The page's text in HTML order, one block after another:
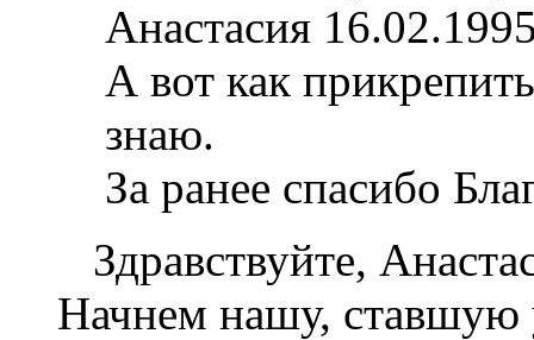
Анастасия
А вот как
знаю.
За ранее спасибо
Здравствуйте,
Начнем нашу,